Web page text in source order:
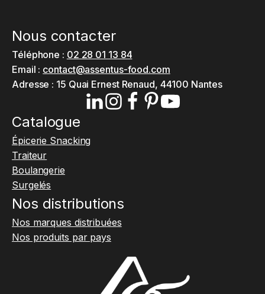
Nous contacter
Téléphone : 02 28 01 13 84
Email : contact@assentus-food.com
Adresse : 15 Quai Ernest Renaud, 44100 Nantes
Catalogue
Épicerie Snacking
Traiteur
Boulangerie
Surgelés
Nos distributions
Nos marques distribuées
Nos produits par pays